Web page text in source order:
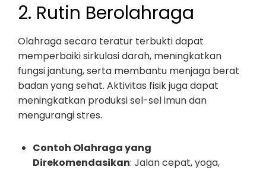
2. Rutin Berolahraga
Olahraga secara teratur terbukti dapat
memperbaiki sirkulasi darah, meningkatkan
fungsi jantung, serta membantu menjaga berat
badan yang sehat. Aktivitas fisik juga dapat
meningkatkan produksi sel-sel imun dan
mengurangi stres.
Contoh Olahraga yang
Direkomendasikan: Jalan cepat, yoga,